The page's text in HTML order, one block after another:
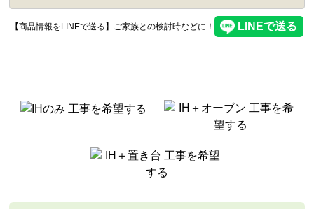
【商品情報をLINEで送る】ご家族との検討時などに！